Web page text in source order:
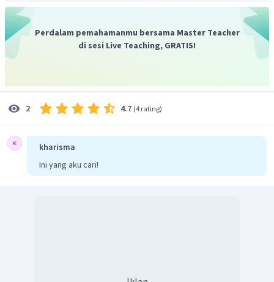
Perdalam pemahamanmu bersama Master Teacher
di sesi Live Teaching, GRATIS!
2 4.7 (4 rating)
kharisma
Ini yang aku cari!